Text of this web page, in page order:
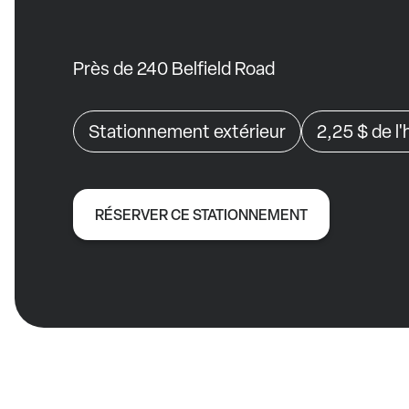
Près de 240 Belfield Road
Stationnement extérieur 2,25 $de
RÉSERVER CE STATIONNEMENT